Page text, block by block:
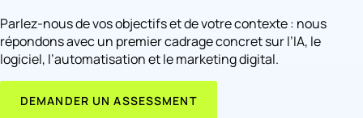
Parlez-nous de vos objectifs et de votre contexte : nous
répondons avec un premier cadrage concret sur l’IA, le
logiciel, l’automatisation et le marketing digital.
DEMANDER UN ASSESSMENT